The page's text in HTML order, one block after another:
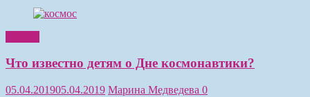
Что известно детям о Дне космонавтики?
05.04.201905.04.2019 Марина Медведева 0